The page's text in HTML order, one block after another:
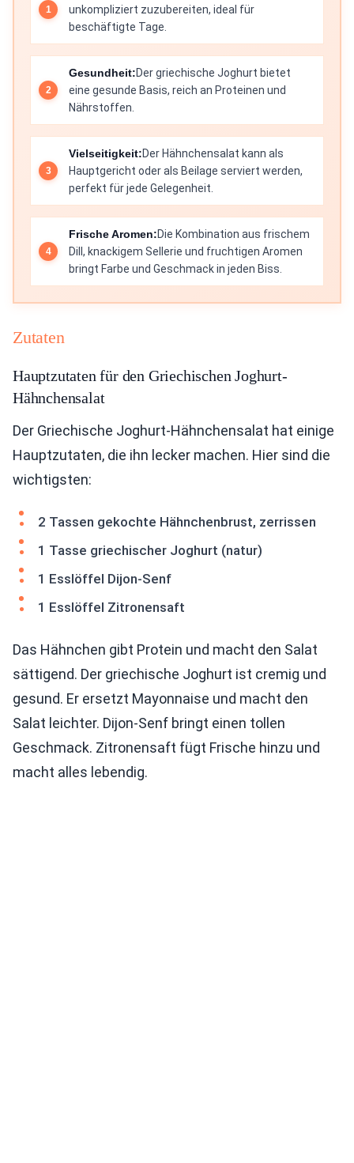
unkompliziert zuzubereiten, ideal für
beschäftigte Tage.
Gesundheit:Der griechische Joghurt bietet
eine gesunde Basis, reich an Proteinen und
Nährstoffen.
Vielseitigkeit:Der Hähnchensalat kann als
Hauptgericht oder als Beilage serviert werden,
perfekt für jede Gelegenheit.
Frische Aromen:Die Kombination aus frischem
Dill, knackigem Sellerie und fruchtigen Aromen
bringt Farbe und Geschmack in jeden Biss.
Zutaten
Hauptzutaten für den Griechischen Joghurt-
Hähnchensalat
Der Griechische Joghurt-Hähnchensalat hat einige
Hauptzutaten, die ihn lecker machen. Hier sind die
wichtigsten:
2 Tassen gekochte Hähnchenbrust, zerrissen
1 Tasse griechischer Joghurt (natur)
1 Esslöffel Dijon-Senf
1 Esslöffel Zitronensaft
Das Hähnchen gibt Protein und macht den Salat
sättigend. Der griechische Joghurt ist cremig und
gesund. Er ersetzt Mayonnaise und macht den
Salat leichter. Dijon-Senf bringt einen tollen
Geschmack. Zitronensaft fügt Frische hinzu und
macht alles lebendig.